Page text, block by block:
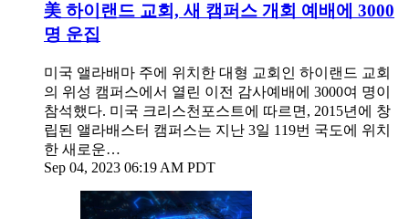
美 하이랜드 교회, 새 캠퍼스 개회 예배에 3000
명 운집
미국 앨라배마 주에 위치한 대형 교회인 하이랜드 교회
의 위성 캠퍼스에서 열린 이전 감사예배에 3000여 명이
참석했다. 미국 크리스천포스트에 따르면, 2015년에 창
립된 앨라배스터 캠퍼스는 지난 3일 119번 국도에 위치
한 새로운…
Sep 04, 2023 06:19 AM PDT